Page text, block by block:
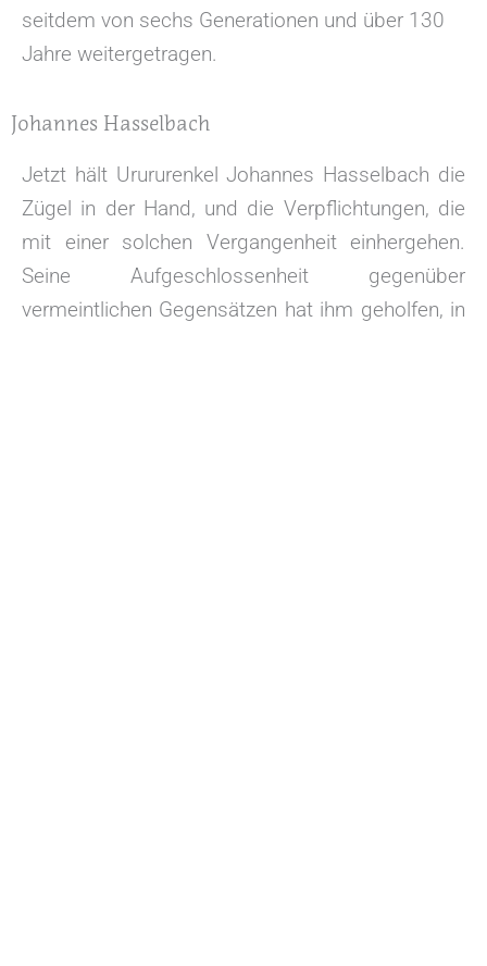
seitdem von sechs Generationen und über 130
Jahre weitergetragen.
Johannes Hasselbach
Jetzt hält Urururenkel Johannes Hasselbach die
Zügel in der Hand, und die Verpflichtungen, die
mit einer solchen Vergangenheit einhergehen.
Seine Aufgeschlossenheit gegenüber
vermeintlichen Gegensätzen hat ihm geholfen, in